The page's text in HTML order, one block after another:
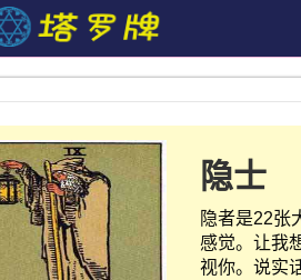
隐士
隐者是22张
感觉。让我
视你。说实